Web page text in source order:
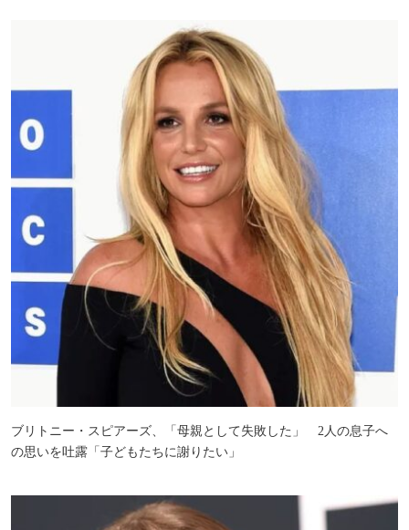
ブリトニー・スピアーズ、「母親として失敗した」 2人の息子へ
の思いを吐露「子どもたちに謝りたい」